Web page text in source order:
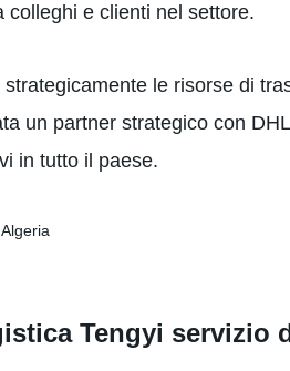
colleghi e clienti nel settore.
le risorse di
un partner strategico con
in tutto il paese.
Tengyi servizio